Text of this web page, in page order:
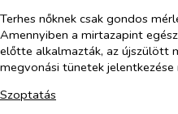
Terhes nőknek csak gondos
Amennyiben a mirtazapint
előtte alkalmazták, az újszülött
megvonási tünetek jelentkezése
Szoptatás